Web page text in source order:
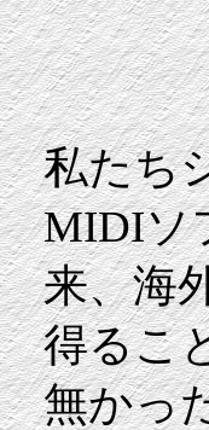
私たち
MIDIソ
来、海
得るこ
無かっ